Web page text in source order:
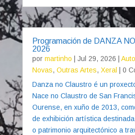
Programación de DANZA
2026
por martinho Jul 29, 2026
Novas, Outras Artes, Xeral
| 0
Danza no Claustro é un
Nace no Claustro de San
Ourense, en xuño de 2013,
de exhibición artística
o patrimonio arquitectónico a